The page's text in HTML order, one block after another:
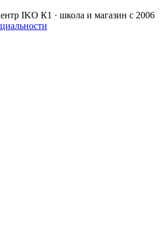
IKO К1 · школа и магазин с 2006